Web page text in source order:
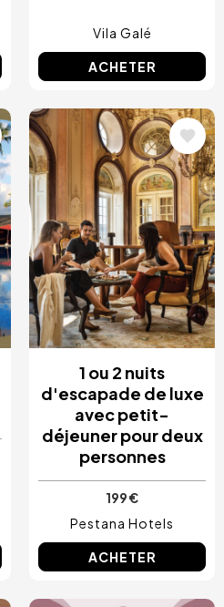
Vila Galé
ACHETER
Image
1 ou 2 nuits
d'escapade de luxe
avec petit-
déjeuner pour deux
personnes
199 €
Pestana Hotels
ACHETER